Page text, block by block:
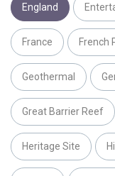
England
France French
Geothermal
Great Barrier Reef
Heritage Site